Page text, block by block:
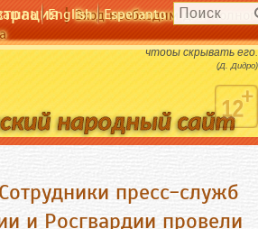
|Вход необходим для
English Esperanto
Высочайшее искусство состоит в том,
чтобы скрывать его.
(Д. Дидро)
пресс-служб
и Росгвардии провели